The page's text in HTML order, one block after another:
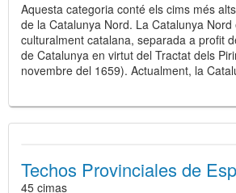
Aquesta categoria conté els cims més
de la Catalunya Nord. La Catalunya
culturalment catalana, separada a profit
de Catalunya en virtut del Tractat dels
novembre del 1659). Actualment, la
Techos Provinciales de
45 cimas